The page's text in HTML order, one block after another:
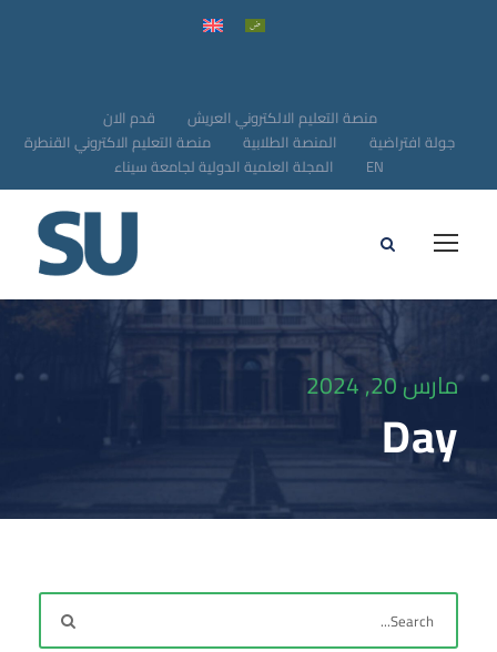
قدم الان
منصة التعليم الالكتروني العريش
منصة التعليم الاكتروني القنطرة
المنصة الطلابية
جولة افتراضية
المجلة العلمية الدولية لجامعة سيناء
EN
مارس 20, 2024
Day